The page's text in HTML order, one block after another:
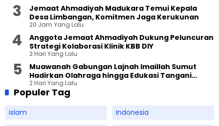
Jemaat Ahmadiyah Madukara Temui Kepala
Desa Limbangan, Komitmen Jaga Kerukunan
20 Jam Yang Lalu
Anggota Jemaat Ahmadiyah Dukung Peluncuran
Strategi Kolaborasi Klinik KBB DIY
2 Hari Yang Lalu
Muawanah Gabungan Lajnah Imaillah Sumut
Hadirkan Olahraga hingga Edukasi Tangani
Sampah
2 Hari Yang Lalu
Populer Tag
islam
Indonesia